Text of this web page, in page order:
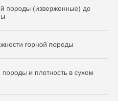
породы (изверженные) до
горной породы
породы и плотность в сухом